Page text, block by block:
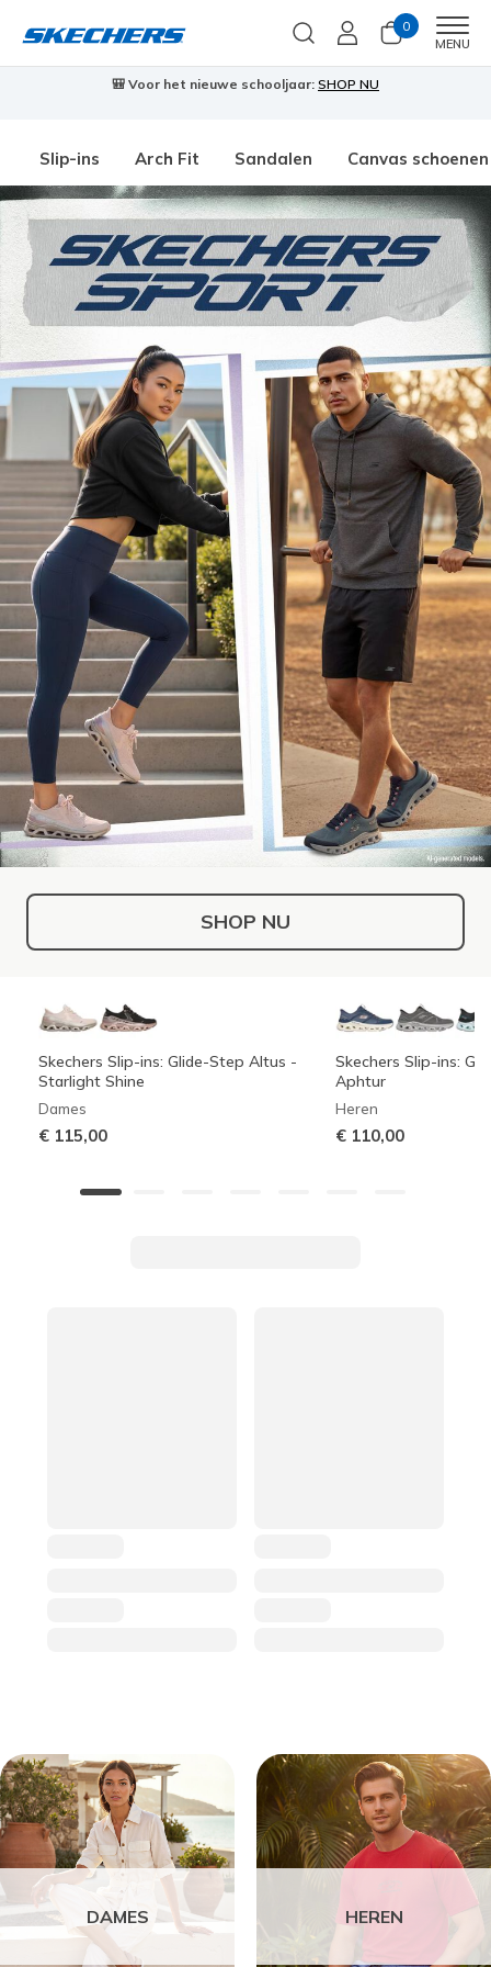
0
MENU
🎒 Voor het nieuwe schooljaar: SHOP NU
Slip-ins Arch Fit Sandalen Canvas schoenen
SHOP NU
Skechers Slip-ins: Glide-Step Altus -
Starlight Shine
Dames
€ 115,00
Skechers Slip-ins:
Aphtur
Heren
€ 110,00
DAMES HEREN